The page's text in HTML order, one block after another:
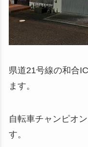
県道21号線の和合
ます。
自転車チャンピオ
す。